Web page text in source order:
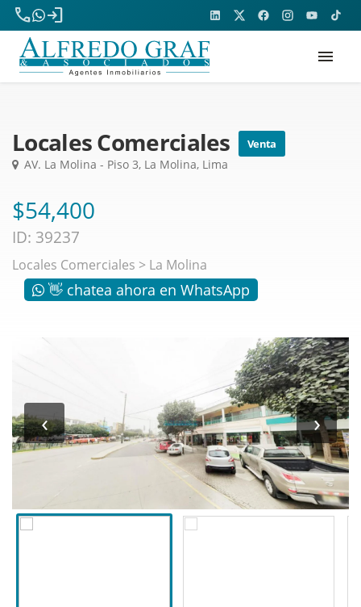
phone
login
menu
Locales Comerciales Venta
AV. La Molina - Piso 3, La Molina, Lima
$54,400
ID: 39237
Locales Comerciales > La Molina
👋 chatea ahora en WhatsApp
‹ ›